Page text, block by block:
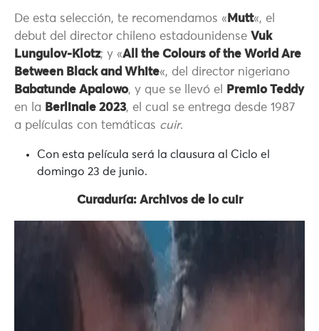
De esta selección, te recomendamos « Mutt«, el
debut del director chileno estadounidense Vuk
Lungulov-Klotz; y «All the Colours of the World Are
Between Black and White«, del director nigeriano
Babatunde Apalowo, y que se llevó el
Premio Teddy
en la Berlinale 2023, el cual se entrega desde 1987
a películas con temáticas cuir.
Con esta película será la clausura al Ciclo el
domingo 23 de junio.
Curaduría: Archivos de lo cuir